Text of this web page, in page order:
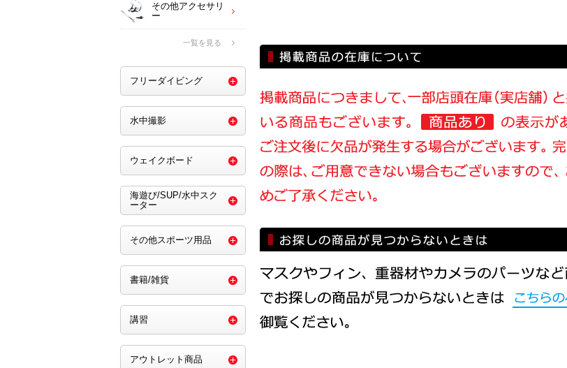
その他アクセサリ
ー
一覧を見る
フリーダイビング
水中撮影
ウェイクボード
海遊び/SUP/水中スク
ーター
その他スポーツ用品
書籍/雑貨
講習
アウトレット商品